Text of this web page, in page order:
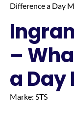
Difference a Day
–
a Day
Marke: STS